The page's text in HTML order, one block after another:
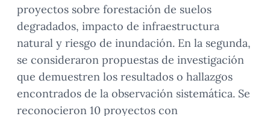
proyectos sobre forestación de suelos
degradados, impacto de infraestructura
natural y riesgo de inundación. En la segunda,
se consideraron propuestas de investigación
que demuestren los resultados o hallazgos
encontrados de la observación sistemática. Se
reconocieron 10 proyectos con